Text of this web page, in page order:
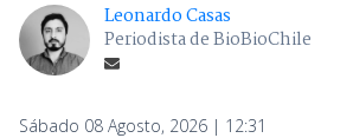
Leonardo Casas
Periodista de BioBioChile
Sábado 08 Agosto, 2026 | 12:31